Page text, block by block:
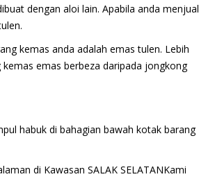
dengan aloi lain. Apabila anda menjual
kemas anda adalah emas tulen. Lebih
emas berbeza daripada jongkong
habuk di bahagian bawah kotak barang
di Kawasan SALAK SELATANKami